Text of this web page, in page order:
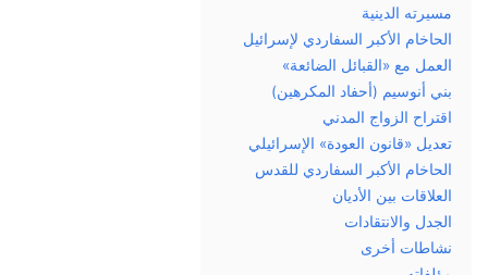
مسيرته الدينية
الحاخام الأكبر السفاردي لإسرائيل
العمل مع «القبائل الضائعة»
بني أنوسيم (أحفاد المكرهين)
اقتراح الزواج المدني
تعديل «قانون العودة» الإسرائيلي
الحاخام الأكبر السفاردي للقدس
العلاقات بين الأديان
الجدل والانتقادات
نشاطات أخرى